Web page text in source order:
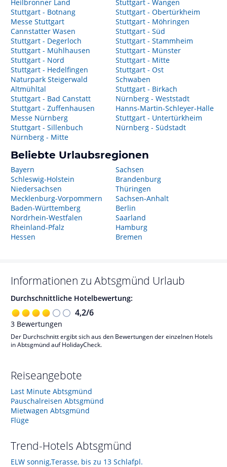
Heilbronner Land
Stuttgart - Botnang
Messe Stuttgart
Cannstatter Wasen
Stuttgart - Degerloch
Stuttgart - Mühlhausen
Stuttgart - Nord
Stuttgart - Hedelfingen
Naturpark Steigerwald
Altmühltal
Stuttgart - Bad Canstatt
Stuttgart - Zuffenhausen
Messe Nürnberg
Stuttgart - Sillenbuch
Nürnberg - Mitte
Stuttgart - Wangen
Stuttgart - Obertürkheim
Stuttgart - Möhringen
Stuttgart - Süd
Stuttgart - Stammheim
Stuttgart - Münster
Stuttgart - Mitte
Stuttgart - Ost
Schwaben
Stuttgart - Birkach
Nürnberg - Weststadt
Hanns-Martin-Schleyer-Halle
Stuttgart - Untertürkheim
Nürnberg - Südstadt
Beliebte Urlaubsregionen
Bayern
Schleswig-Holstein
Niedersachsen
Mecklenburg-Vorpommern
Baden-Württemberg
Nordrhein-Westfalen
Rheinland-Pfalz
Hessen
Sachsen
Brandenburg
Thüringen
Sachsen-Anhalt
Berlin
Saarland
Hamburg
Bremen
Informationen zu Abtsgmünd Urlaub
Durchschnittliche Hotelbewertung:
4,2/6
3 Bewertungen
Der Durchschnitt ergibt sich aus den Bewertungen der einzelnen Hotels
in Abtsgmünd auf HolidayCheck.
Reiseangebote
Last Minute Abtsgmünd
Pauschalreisen Abtsgmünd
Mietwagen Abtsgmünd
Flüge
Trend-Hotels Abtsgmünd
ELW sonnig,Terasse, bis zu 13 Schlafpl.